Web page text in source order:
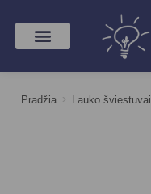
Pradžia > Lauko šviestuvai